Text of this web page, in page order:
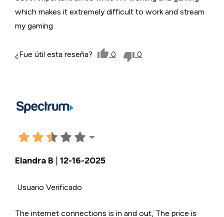
which makes it extremely difficult to work and stream
my gaming
¿Fue útil esta reseña? 0 0
Elandra B | 12-16-2025
Usuario Verificado
The internet connections is in and out, The price is